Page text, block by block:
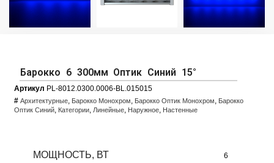
Барокко 6 300мм Оптик Синий 15°
Артикул PL-8012.0300.0006-BL.015015
# Архитектурные, Барокко Монохром, Барокко Оптик Монохром, Барокко
Оптик Синий, Категории, Линейные, Наружное, Настенные
МОЩНОСТЬ, ВТ 6